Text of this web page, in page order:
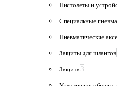
Пистолеты и
Специальные
Пневматические
Защиты для шлангов
Защита3